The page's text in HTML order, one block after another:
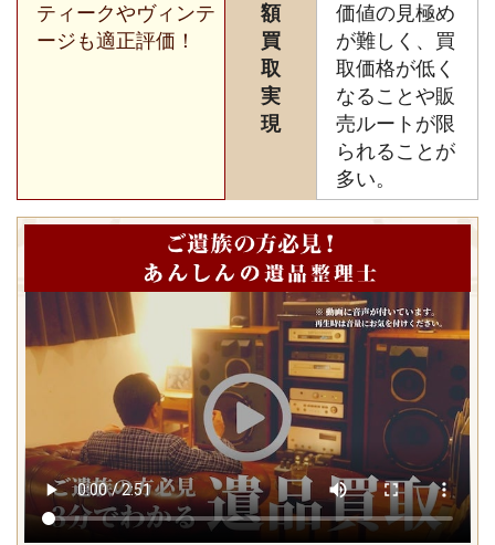
ティークやヴィンテ
ージも適正評価！
額
買
取
実
現
価値の見極め
が難しく、買
取価格が低く
なることや販
売ルートが限
られることが
多い。